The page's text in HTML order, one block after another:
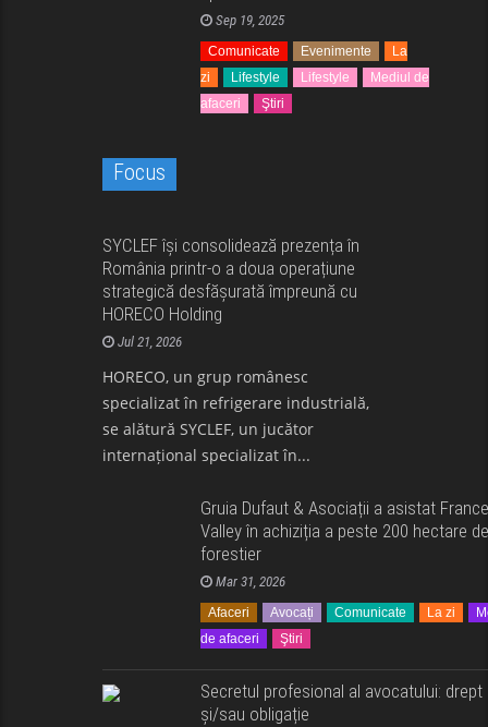
Sep 19, 2025
Comunicate Evenimente
La
zi
Lifestyle Lifestyle
Mediul de
afaceri
Ştiri
Focus
Avocați Comunicate
Internațional
Mediul de afaceri
SYCLEF își consolidează prezența în
România printr-o a doua operațiune
strategică desfășurată împreună cu
HORECO Holding
Jul 21, 2026
HORECO, un grup românesc
specializat în refrigerare industrială,
se alătură SYCLEF, un jucător
internațional specializat în...
Gruia Dufaut & Asociații a asistat France
Valley în achiziția a peste 200 hectare
forestier
Mar 31, 2026
Afaceri Avocați Comunicate La zi
de afaceri
Ştiri
Secretul profesional al avocatului: drept
și/sau obligație